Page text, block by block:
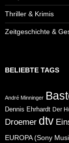
Thriller & Krimis
Zeitgeschichte &
BELIEBTE TAGS
André Minninger
Dennis Ehrhardt Der
Droemer dtv
EUROPA (Sony